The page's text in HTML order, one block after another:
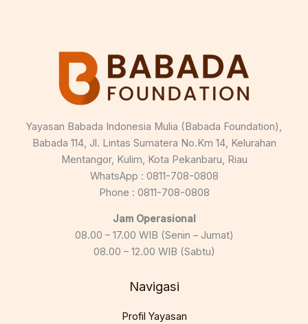
Yayasan Babada Indonesia Mulia (Babada Foundation),
Babada 114, Jl. Lintas Sumatera No.Km 14, Kelurahan
Mentangor, Kulim, Kota Pekanbaru, Riau
WhatsApp : 0811-708-0808
Phone : 0811-708-0808
Jam Operasional
08.00 – 17.00 WIB (Senin – Jumat)
08.00 – 12.00 WIB (Sabtu)
Navigasi
Profil Yayasan